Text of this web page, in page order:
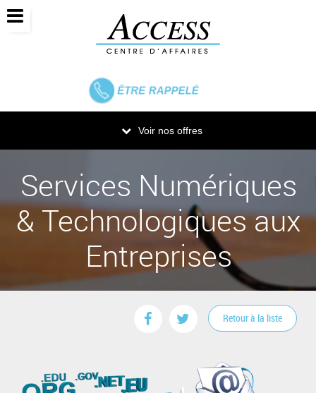
ÊTRE RAPPELÉ
Voir nos offres
Services Numériques
& Technologiques aux
Entreprises
Retour à la liste